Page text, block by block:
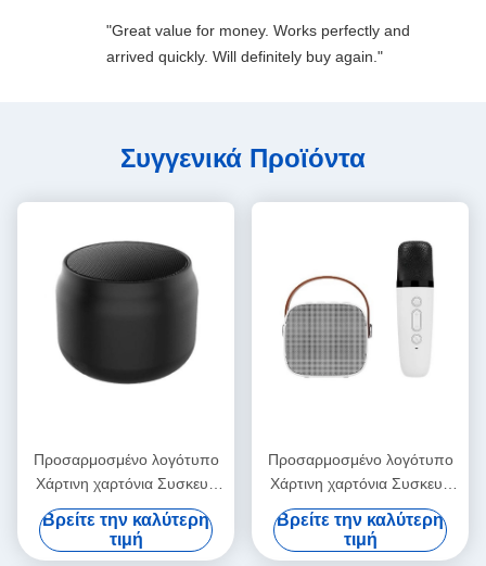
"Great value for money. Works perfectly and
arrived quickly. Will definitely buy again."
Συγγενικά Προϊόντα
Προσαρμοσμένο λογότυπο
Χάρτινη χαρτόνια Συσκευή
Διπλώσιμο λευκό / μαύρο /
ροζ χρυσό πολυτελές
μαγνητικό κουτί δώρων με
Βρείτε την καλύτερη
τιμή
Προσαρμοσμένο λογότυπο
Χάρτινη χαρτόνια Συσκευή
Διπλώσιμο λευκό / μαύρο /
ροζ χρυσό πολυτελές
μαγνητικό κουτί δώρων με
Βρείτε την καλύτερη
τιμή